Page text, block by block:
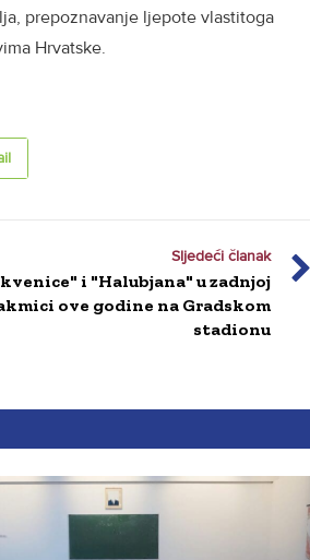
prepoznavanje ljepote vlastitoga
Hrvatske.
Sljedeći članak
i "Halubjana" u zadnjoj
ove godine na Gradskom
stadionu